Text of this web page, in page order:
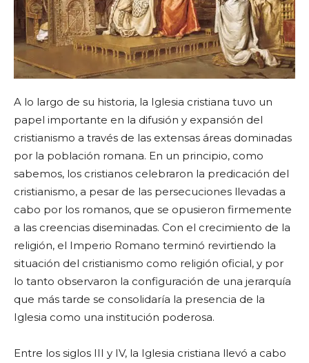
A lo largo de su historia, la Iglesia cristiana tuvo un
papel importante en la difusión y expansión del
cristianismo a través de las extensas áreas dominadas
por la población romana. En un principio, como
sabemos, los cristianos celebraron la predicación del
cristianismo, a pesar de las persecuciones llevadas a
cabo por los romanos, que se opusieron firmemente
a las creencias diseminadas. Con el crecimiento de la
religión, el Imperio Romano terminó revirtiendo la
situación del cristianismo como religión oficial, y por
lo tanto observaron la configuración de una jerarquía
que más tarde se consolidaría la presencia de la
Iglesia como una institución poderosa.
Entre los siglos III y IV, la Iglesia cristiana llevó a cabo